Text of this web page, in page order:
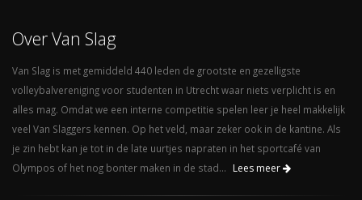
Over Van Slag
Van Slag is met gemiddeld 440 leden de grootste en gezelligste
volleybalvereniging voor studenten in Utrecht waar niets verplicht is en
alles mag. Omdat we een interne competitie spelen leer je heel makkelijk
veel Van Slaggers kennen. Op het veld, maar zeker ook in de kantine. Als
je zin hebt kan je tot in de late uurtjes napraten in het sportcafé van
Olympos of het nog bonter maken in de stad...
Lees meer